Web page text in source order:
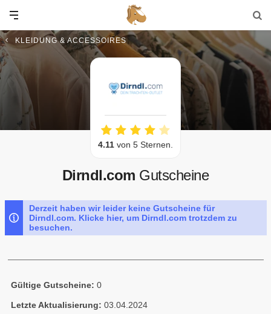
KLEIDUNG & ACCESSOIRES
4.11 von 5 Sternen.
Dirndl.com Gutscheine
Derzeit haben wir leider keine Gutscheine für
Dirndl.com. Klicke hier, um Dirndl.com trotzdem zu
besuchen.
Gültige Gutscheine: 0
Letzte Aktualisierung: 03.04.2024